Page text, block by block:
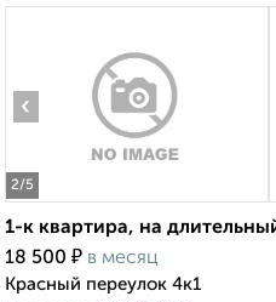
2/5
‹
1-к квартира, на
18 500 ₽ в месяц
Красный переулок 4к1